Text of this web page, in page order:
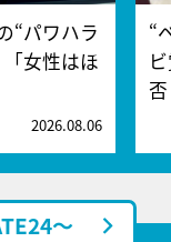
“パワハラ
女性はほ
2026.08.06
“
～